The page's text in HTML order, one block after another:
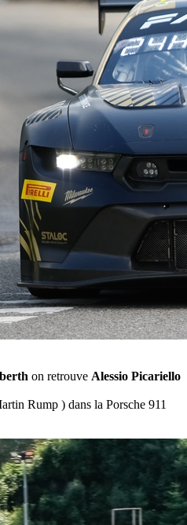
on retrouve Alessio Picariello
Rump ) dans la Porsche 911